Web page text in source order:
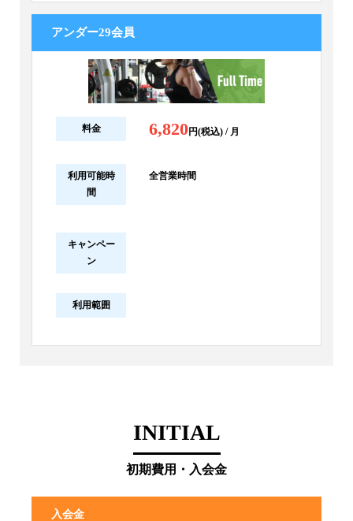
アンダー29会員
料金 6,820円(税込) / 月
利用可能時
間
全営業時間
キャンペー
ン
利用範囲
INITIAL
初期費用・入会金
入会金